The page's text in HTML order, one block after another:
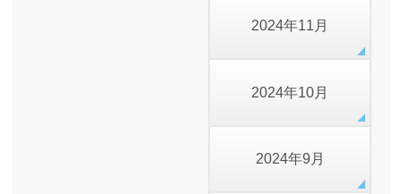
2024年11月
2024年10月
2024年9月